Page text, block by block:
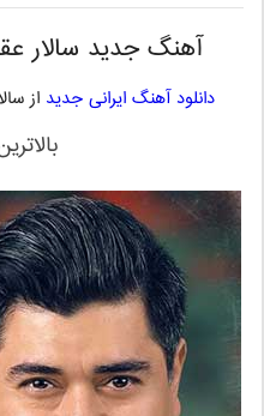
آهنگ جدید سالار
دانلود آهنگ ایرانی جدید از